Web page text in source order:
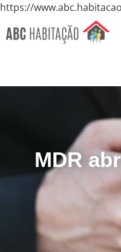
https://
MDR